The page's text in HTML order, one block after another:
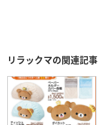
リラックマの関連記事